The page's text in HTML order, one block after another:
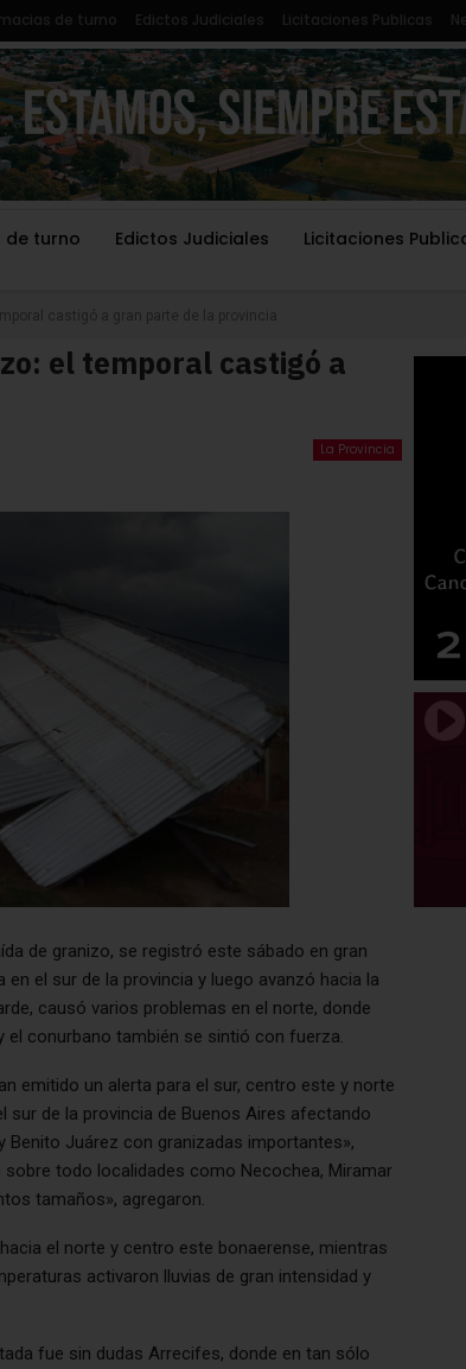
de turno Edictos Judiciales Licitaciones Publicas
de turno Edictos Judiciales Licitaciones
castigó a gran parte de la provincia
el temporal castigó a
La Provincia
de granizo, se registró este sábado en gran
el sur de la provincia y luego avanzó hacia la
causó varios problemas en el norte, donde
conurbano también se sintió con fuerza.
emitido un alerta para el sur, centro este y norte
de la provincia de Buenos Aires afectando
Benito Juárez con granizadas importantes»,
todo localidades como Necochea, Miramar
tamaños», agregaron.
el norte y centro este bonaerense, mientras
activaron lluvias de gran intensidad y
fue sin dudas Arrecifes, donde en tan sólo